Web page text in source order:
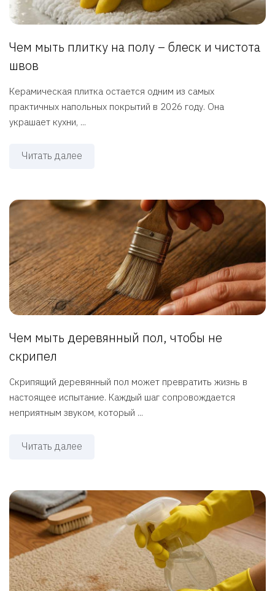
Чем мыть плитку на полу – блеск и чистота
швов
Керамическая плитка остается одним из самых
практичных напольных покрытий в 2026 году. Она
украшает кухни, ...
Читать далее
Чем мыть деревянный пол, чтобы не
скрипел
Скрипящий деревянный пол может превратить жизнь в
настоящее испытание. Каждый шаг сопровождается
неприятным звуком, который ...
Читать далее